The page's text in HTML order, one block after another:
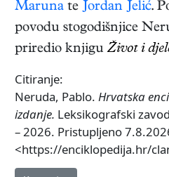
Maruna te Jordan Jelić.
povodu stogodišnjice
priredio knjiguŽivot i
Citiranje:
Neruda, Pablo. Hrvatska
izdanje. Leksikografski
– 2026. Pristupljeno
<https://enciklopedija.hr/